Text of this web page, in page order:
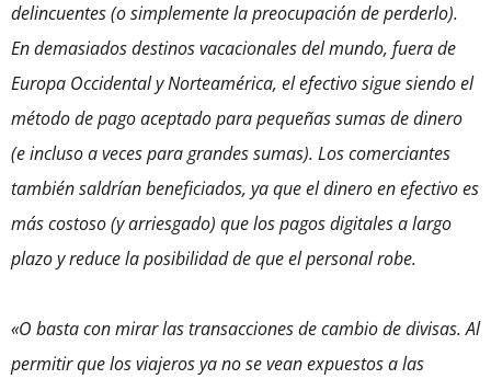
delincuentes (o simplemente la preocupación de perderlo).
En demasiados destinos vacacionales del mundo, fuera de
Europa Occidental y Norteamérica, el efectivo sigue siendo el
método de pago aceptado para pequeñas sumas de dinero
(e incluso a veces para grandes sumas). Los comerciantes
también saldrían beneficiados, ya que el dinero en efectivo es
más costoso (y arriesgado) que los pagos digitales a largo
plazo y reduce la posibilidad de que el personal robe.
«O basta con mirar las transacciones de cambio de divisas. Al
permitir que los viajeros ya no se vean expuestos a las